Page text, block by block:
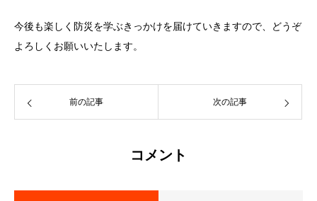
今後も楽しく防災を学ぶきっかけを届けていきますので、どうぞ
よろしくお願いいたします。
前の記事 次の記事
コメント